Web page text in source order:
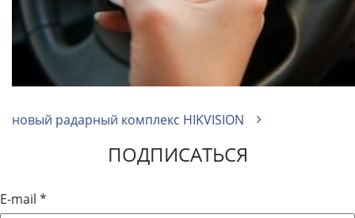
новый радарный комплекс HIKVISION
ПОДПИСАТЬСЯ
E-mail *